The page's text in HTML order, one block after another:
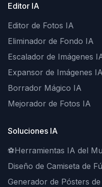
Editor IA
Editor de Fotos IA
Eliminador de Fondo IA
Escalador de Imágenes
Expansor de Imágenes IA
Borrador Mágico IA
Mejorador de Fotos IA
Soluciones IA
⚽Herramientas IA del
Diseño de Camiseta de
Generador de Pósters